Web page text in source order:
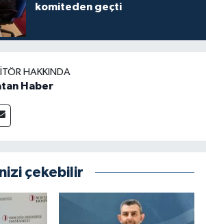
komiteden geçti
HAKKINDA
Haber
çekebilir